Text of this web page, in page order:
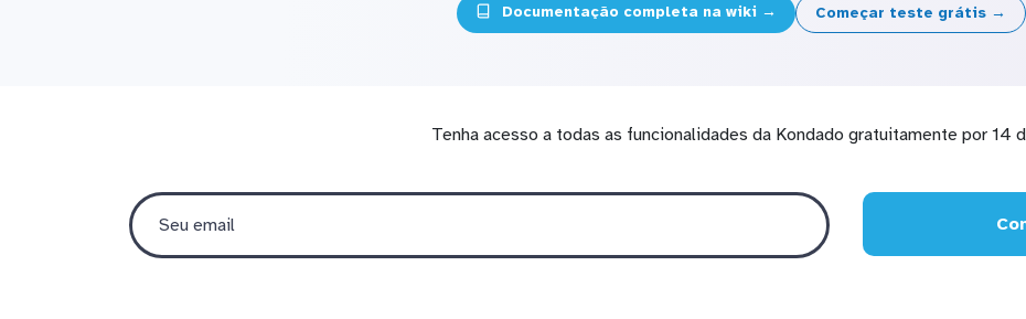
Documentação completa na wiki → Começar teste grátis →
Tenha acesso a todas as funcionalidades da Kondado gratuitamente por 14